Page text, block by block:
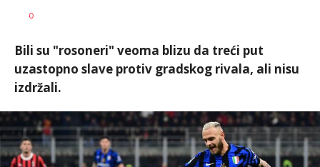
AUTOR
0
Bili su "rosoneri" veoma blizu da treći put
uzastopno slave protiv gradskog rivala, ali nisu
izdržali.